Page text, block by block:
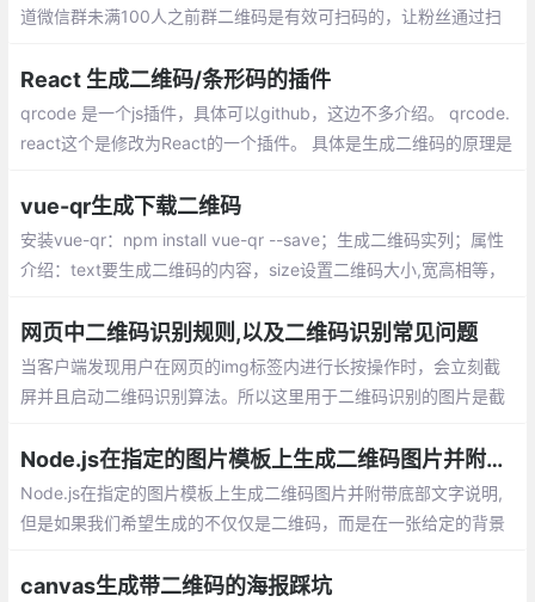
道微信群未满100人之前群二维码是有效可扫码的，让粉丝通过扫
法再次扫码进群。必须通过邀请加入的方式
React 生成二维码/条形码的插件
qrcode 是一个js插件，具体可以github，这边不多介绍。 qrcode.
react这个是修改为React的一个插件。 具体是生成二维码的原理是
vue-qr生成下载二维码
安装vue-qr：npm install vue-qr --save；生成二维码实列；属性
介绍：text要生成二维码的内容，size设置二维码大小,宽高相等，
网页中二维码识别规则,以及二维码识别常见问题
当客户端发现用户在网页的img标签内进行长按操作时，会立刻截
屏并且启动二维码识别算法。所以这里用于二维码识别的图片是截
页中二维码无法被识别的原因有这几个
Node.js在指定的图片模板上生成二维码图片并附带底部文字说明
Node.js在指定的图片模板上生成二维码图片并附带底部文字说明,
但是如果我们希望生成的不仅仅是二维码，而是在一张给定的背景
于其它一些包来实现。
canvas生成带二维码的海报踩坑